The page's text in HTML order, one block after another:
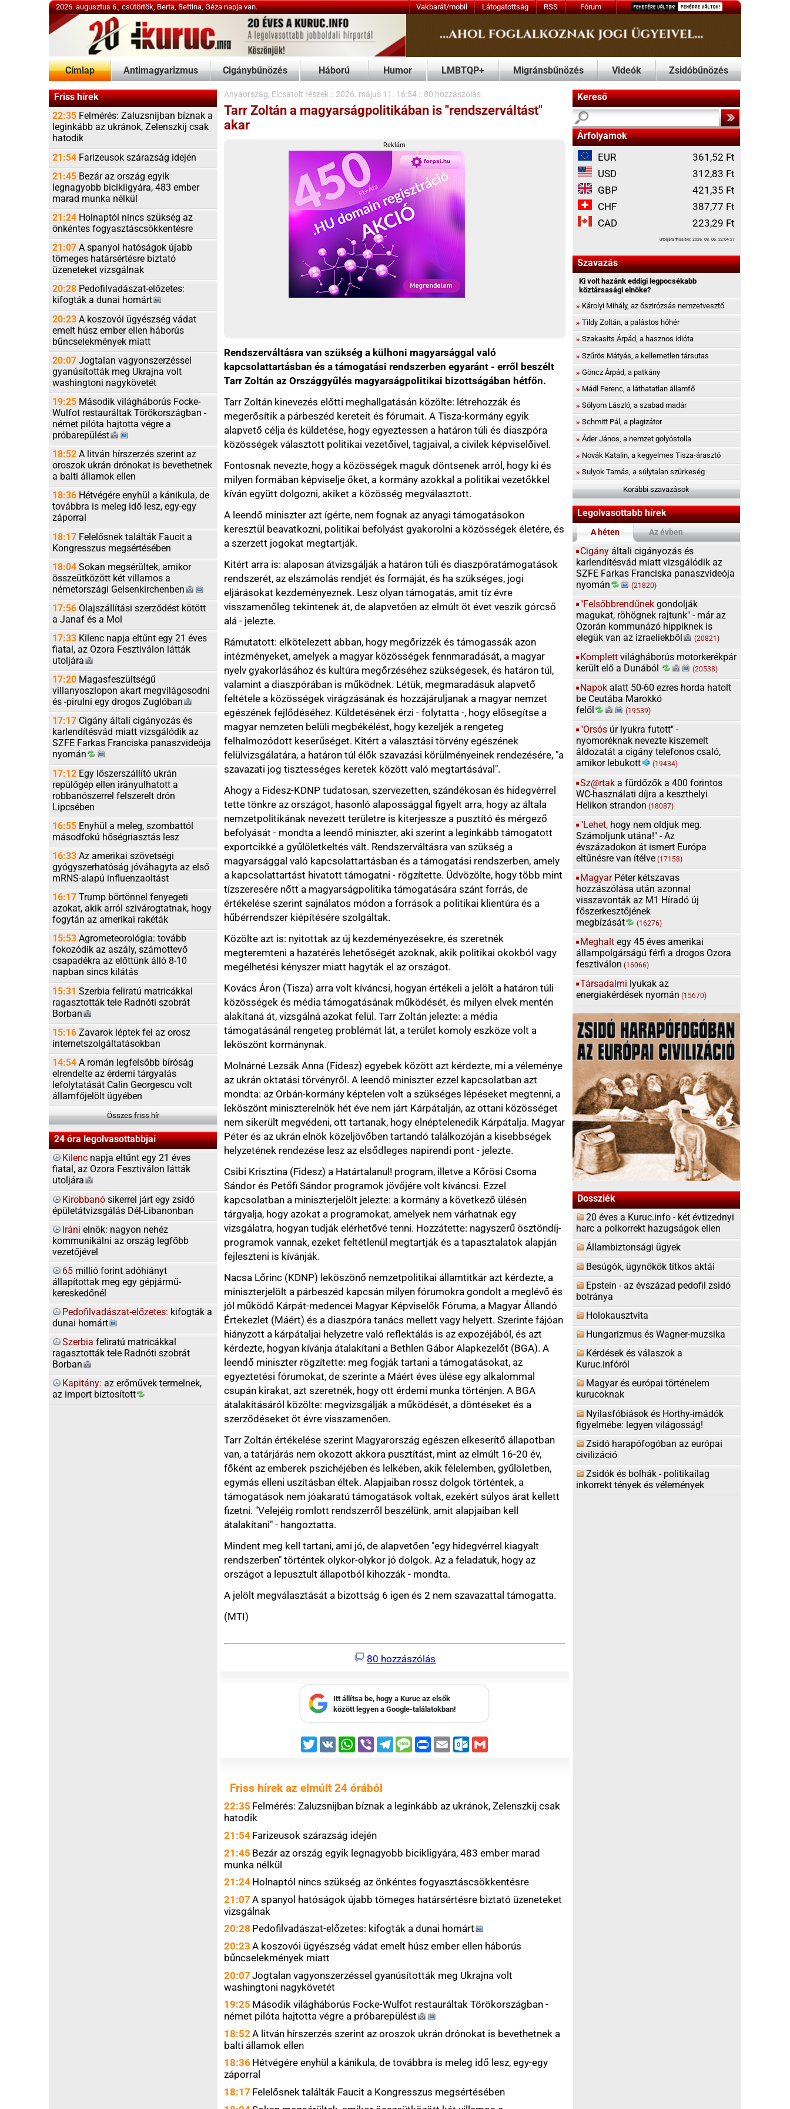
2026. augusztus 6., csütörtök, Berta, Bettina, Géza napja van. Vakbarát/mobil Látogatottság RSS Fórum
Címlap Antimagyarizmus Cigánybűnözés Háború Humor LMBTQP+ Migránsbűnözés Videók Zsidóbűnözés
Friss hírek
22:35Felmérés: Zaluzsnijban bíznak a
leginkább az ukránok, Zelenszkij csak
hatodik
21:54Farizeusok szárazság idején
21:45Bezár az ország egyik
legnagyobb bicikligyára, 483 ember
marad munka nélkül
21:24Holnaptól nincs szükség az
önkéntes fogyasztáscsökkentésre
tömeges határsértésre biztató
üzeneteket vizsgálnak
20:28Pedofilvadászat-előzetes:
kifogták a dunaihomárt
20:23A koszovói ügyészség vádat
emelt húsz ember ellen háborús
bűncselekmények miatt
20:07Jogtalan vagyonszerzéssel
gyanúsították meg Ukrajna volt
washingtoni nagykövetét
19:25Második világháborús Focke-
Wulfot restauráltak Törökországban -
német pilóta hajtotta végre a
próbarepülést
18:52
A litván hírszerzés szerint az
oroszok ukrán drónokat is bevethetnek
a balti államok ellen
18:36Hétvégére enyhül a kánikula, de
továbbra is meleg idő lesz, egy-egy
záporral
18:17Felelősnek találták Faucit a
Kongresszus megsértésében
18:04Sokan megsérültek, amikor
összeütközött két villamos a
németországiGelsenkirchenben
17:56Olajszállítási szerződést kötött
a Janaf és a Mol
17:33 Kilenc napja eltűnt egy 21 éves
fiatal, az Ozora Fesztiválon látták
utoljára
17:20Magasfeszültségű
villanyoszlopon akart megvilágosodni
és -pirulni egy drogos
Zuglóban
17:17Cigány általi cigányozás és
karlendítésvád miatt vizsgálódik az
SZFE Farkas Franciska panaszvideója
nyomán
17:12Egy lőszerszállító ukrán
repülőgép ellen irányulhatott a
robbanószerrel felszerelt drón
Lipcsében
16:55Enyhül a meleg, szombattól
másodfokú hőségriasztás lesz
16:33Az amerikai szövetségi
gyógyszerhatóság jóváhagyta az első
mRNS-alapú influenzaoltást
16:17Trump börtönnel fenyegeti
azokat, akik arról szivárogtatnak, hogy
fogytán az amerikai rakéták
15:53Agrometeorológia: tovább
fokozódik az aszály, számottevő
csapadékra az előttünk álló 8-10
napban sincs kilátás
15:31Szerbia feliratú matricákkal
ragasztották tele Radnóti szobrát
15:16Zavarok léptek fel az orosz
internetszolgáltatásokban
A román legfelsőbb bíróság
elrendelte az érdemi tárgyalás
lefolytatását Calin Georgescu volt
államfőjelölt ügyében
Összes friss hír
24 óra legolvasottabbjai
Kilencnapja eltűnt egy 21 éves
fiatal, az Ozora Fesztiválon látták
utoljára
Kirobbanósikerrel járt egy zsidó
épületátvizsgálás Dél-Libanonban
Iránielnök: nagyon nehéz
kommunikálni az ország legfőbb
vezetőjével
65millió forint adóhiányt
állapítottak meg egy gépjármű-
kereskedőnél
Pedofilvadászat-előzetes:kifogták a
homárt
Szerbiafeliratú matricákkal
Borban
Kapitány:
az erőművek termelnek,
az importbiztosított
Tarr Zoltán a magyarságpolitikában is "rendszerváltást"
akar
Rendszerváltásra van szükség a külhoni magyarsággal való
Tarr Zoltán az Országgyűlés magyarságpolitikai bizottságában hétfőn.
megerősítik a párbeszéd kereteit és fórumait. A Tisza-kormány egyik
alapvető célja és küldetése, hogy egyeztessen a határon túli és diaszpóra
közösségek választott politikai vezetőivel, tagjaival, a civilek képviselőivel.
Fontosnak nevezte, hogy a közösségek maguk döntsenek arról, hogy ki és
milyen formában képviselje őket, a kormány azokkal a politikai vezetőkkel
kíván együtt dolgozni, akiket a közösség megválasztott.
A leendő miniszter azt ígérte, nem fognak az anyagi támogatásokon
keresztül beavatkozni, politikai befolyást gyakorolni a közösségek életére, és
a szerzett jogokat megtartják.
Kitért arra is: alaposan átvizsgálják a határon túli és diaszpóratámogatások
rendszerét, az elszámolás rendjét és formáját, és ha szükséges, jogi
eljárásokat kezdeményeznek. Lesz olyan támogatás, amit tíz évre
visszamenőleg tekintenek át, de alapvetően az elmúlt öt évet veszik górcső
alá - jelezte.
Rámutatott: elkötelezett abban, hogy megőrizzék és támogassák azon
intézményeket, amelyek a magyar közösségek fennmaradását, a magyar
nyelv gyakorlásához és kultúra megőrzéséhez szükségesek, és határon túl,
valamint a diaszpórában is működnek. Létük, megmaradásuk alapvető
feltétele a közösségek virágzásának és hozzájáruljanak a magyar nemzet
egészének fejlődéséhez. Küldetésének érzi - folytatta -, hogy elősegítse a
magyar nemzeten belüli megbékélést, hogy kezeljék a rengeteg
felhalmozódott keserűséget. Kitért a választási törvény egészének
felülvizsgálatára, a határon túl élők szavazási körülményeinek rendezésére, "a
szavazati jog tisztességes keretek között való megtartásával".
Ahogy a Fidesz-KDNP tudatosan, szervezetten, szándékosan és hidegvérrel
tette tönkre az országot, hasonló alapossággal figyelt arra, hogy az általa
nemzetpolitikának nevezett területre is kiterjessze a pusztító és mérgező
befolyását - mondta a leendő miniszter, aki szerint a leginkább támogatott
exportcikké a gyűlöletkeltés vált. Rendszerváltásra van szükség a
magyarsággal való kapcsolattartásban és a támogatási rendszerben, amely
a kapcsolattartást hivatott támogatni - rögzítette. Üdvözölte, hogy több mint
tízszeresére nőtt a magyarságpolitika támogatására szánt forrás, de
értékelése szerint sajnálatos módon a források a politikai klientúra és a
hűbérrendszer kiépítésére szolgáltak.
megteremteni a hazatérés lehetőségét azoknak, akik politikai okokból vagy
megélhetési kényszer miatt hagyták el az országot.
Kovács Áron (Tisza) arra volt kíváncsi, hogyan értékeli a jelölt a határon túli
közösségek és média támogatásának működését, és milyen elvek mentén
alakítaná át, vizsgálná azokat felül. Tarr Zoltán jelezte: a média
támogatásánál rengeteg problémát lát, a terület komoly eszköze volt a
leköszönt kormánynak.
Molnárné Lezsák Anna (Fidesz) egyebek között azt kérdezte, mi a véleménye
az ukrán oktatási törvényről. A leendő miniszter ezzel kapcsolatban azt
mondta: az Orbán-kormány képtelen volt a szükséges lépéseket megtenni, a
leköszönt miniszterelnök hét éve nem járt Kárpátalján, az ottani közösséget
nem sikerült megvédeni, ott tartanak, hogy elnéptelenedik Kárpátalja. Magyar
Péter és az ukrán elnök közeljövőben tartandó találkozóján a kisebbségek
helyzetének rendezése lesz az elsődleges napirendi pont - jelezte.
Sándor és Petőfi Sándor programok jövőjére volt kíváncsi. Ezzel
kapcsolatban a miniszterjelölt jelezte: a kormány a következő ülésén
tárgyalja, hogy azokat a programokat, amelyek nem várhatnak egy
vizsgálatra, hogyan tudják elérhetővé tenni. Hozzátette: nagyszerű ösztöndíj-
programok vannak, ezeket feltétlenül megtartják és a tapasztalatok alapján
fejleszteni is kívánják.
Nacsa Lőrinc (KDNP) leköszönő nemzetpolitikai államtitkár azt kérdezte, a
miniszterjelölt a párbeszéd kapcsán milyen fórumokra gondolt a meglévő és
jól működő Kárpát-medencei Magyar Képviselők Fóruma, a Magyar Állandó
Értekezlet (Máért) és a diaszpóra tanács mellett vagy helyett. Szerinte fájóan
hiányzott a kárpátaljai helyzetre való reflektálás is az expozéjából, és azt
kérdezte, hogyan kívánja átalakítani a Bethlen Gábor Alapkezelőt (BGA). A
leendő miniszter rögzítette: meg fogják tartani a támogatásokat, az
egyeztetési fórumokat, de szerinte a Máért éves ülése egy alkalommal
csupán kirakat, azt szeretnék, hogy ott érdemi munka történjen. A BGA
átalakításáról közölte: megvizsgálják a működését, a döntéseket és a
szerződéseket öt évre visszamenően.
Tarr Zoltán értékelése szerint Magyarország egészen elkeserítő állapotban
van, a tatárjárás nem okozott akkora pusztítást, mint az elmúlt 16-20 év,
főként az emberek pszichéjében és lelkében, akik félelemben, gyűlöletben,
egymás elleni uszításban éltek. Alapjaiban rossz dolgok történtek, a
támogatások nem jóakaratú támogatások voltak, ezekért súlyos árat kellett
fizetni. "Velejéig romlott rendszerről beszélünk, amit alapjaiban kell
Mindent meg kell tartani, ami jó, de alapvetően "egy hidegvérrel kiagyalt
rendszerben" történtek olykor-olykor jó dolgok. Az a feladatuk, hogy az
országot a lepusztult állapotból kihozzák - mondta.
A jelölt megválasztását a bizottság 6 igen és 2 nem szavazattal támogatta.
80 hozzászólás
Itt állítsa be, hogy a Kuruc az elsők
között legyen a Google-találatokban!
Twitter
VK WhatsApp
ViberTelegramMessage EmailOutlook.com
Gmail
Friss hírek az elmúlt 24 órából
Felmérés: Zaluzsnijban bíznak a leginkább az ukránok, Zelenszkij csak
Farizeusok szárazság idején
Bezár az ország egyik legnagyobb bicikligyára, 483 ember marad
Holnaptól nincs szükség az önkéntes fogyasztáscsökkentésre
A spanyol hatóságok újabb tömeges határsértésre biztató üzeneteket
vizsgálnak
A koszovói ügyészség vádat emelt húsz ember ellen háborús
Jogtalan vagyonszerzéssel gyanúsították meg Ukrajna volt
A litván hírszerzés szerint az oroszok ukrán drónokat is bevethetnek a
Hétvégére enyhül a kánikula, de továbbra is meleg idő lesz, egy-egy
Felelősnek találták Faucit a Kongresszus megsértésében
Olajszállítási szerződést kötött a Janaf és a Mol
Magasfeszültségű villanyoszlopon akart megvilágosodni és -pirulni
egy drogosZuglóban
Farkas Franciska panaszvideójanyomán
Egy lőszerszállító ukrán repülőgép ellen irányulhatott a robbanószerrel
felszerelt drón Lipcsében
Enyhül a meleg, szombattól másodfokú hőségriasztás lesz
Az amerikai szövetségi gyógyszerhatóság jóváhagyta az első mRNS-
alapú influenzaoltást
Trump börtönnel fenyegeti azokat, akik arról szivárogtatnak, hogy
fogytán az amerikai rakéták
Agrometeorológia: tovább fokozódik az aszály, számottevő
Szerbia feliratú matricákkal ragasztották tele Radnóti szobrát
Zavarok léptek fel az orosz internetszolgáltatásokban
A román legfelsőbb bíróság elrendelte az érdemi tárgyalás
lefolytatását Calin Georgescu volt államfőjelölt ügyében
Robotaxi-szolgáltatás indítására kapott engedélyt Londonban az Uber
Úgy tűnik, egyelőre elmentek Szalonnáról a kassai illegális
bódévárosból beköltöztetett cigányok
A magyar vegyipar csaknem 200 megawattal csökkentette
Kereső
Árfolyamok
361,52 Ft
312,83 Ft
421,35 Ft
387,77 Ft
223,29 Ft
Utoljára frissítve: 2026. 08. 06. 22:04:27
Károlyi Mihály, az őszirózsás nemzetvesztő
Mádl Ferenc, a láthatatlan államfő
»Schmitt Pál, a plagizátor
»Áder János, a nemzet golyóstolla
»Novák Katalin, a kegyelmes Tisza-árasztó
Sulyok Tamás, a súlytalan szürkeség
Korábbi szavazások
Legolvasottabb hírek
A héten Az évben
Cigányáltali cigányozás és
karlendítésvád miatt vizsgálódik az
SZFE Farkas Franciska panaszvideója
gondolják
magukat, röhögnek rajtunk" - már az
Ozorán kommunázó hippiknek is
elegük van azizraeliekből (20821)
világháborús motorkerékpár
(20538)
Napok
alatt 50-60 ezres horda hatolt
be Ceutába Marokkó
felől
"Orsósúr lyukra futott" -
nyomoréknak nevezte kiszemelt
áldozatát a cigány telefonos csaló,
amikorlebukott
Sz@rtaka fürdőzők a 400 forintos
WC-használati díjra a keszthelyi
Helikonstrandon (18087)
"Lehet,hogy nem oldjuk meg.
Számoljunk utána!" - Az
évszázadokon át ismert Európa
eltűnésre vanítélve(17158)
Magyar
hozzászólása után azonnal
visszavonták az M1 Híradó új
főszerkesztőjének
megbízását
Meghalt egy 45 éves amerikai
állampolgárságú férfi a drogos Ozora
fesztiválon(16066)
Társadalmilyukak az
energiakérdéseknyomán (15670)
Dossziék
20 éves a Kuruc.info - két évtizednyi
harc a polkorrekt hazugságok ellen
Besúgók, ügynökök titkos aktái
Epstein - az évszázad pedofil zsidó
botránya
Holokausztvita
Hungarizmus és Wagner-muzsika
Kérdések és válaszok a
Kuruc.infóról
Magyar és európai történelem
Nyilasfóbiások és Horthy-imádók
figyelmébe: legyen világosság!
Zsidó harapófogóban az európai
civilizáció
Zsidók és bolhák - politikailag
inkorrekt tények és vélemények